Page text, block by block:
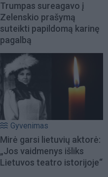
Trumpas sureagavo į
Zelenskio prašymą
suteikti papildomą karinę
pagalbą
Gyvenimas
Mirė garsi lietuvių aktorė:
„Jos vaidmenys išliks
Lietuvos teatro istorijoje“